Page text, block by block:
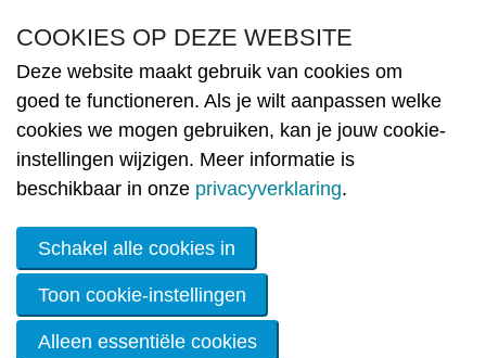
MENU
Wetgeving
Overzicht van de regelgeving energie
COOKIES OP DEZE WEBSITE
Deze website maakt gebruik van cookies om
goed te functioneren. Als je wilt aanpassen welke
cookies we mogen gebruiken, kan je jouw cookie-
instellingen wijzigen. Meer informatie is
beschikbaar in onze privacyverklaring.
Schakel alle cookies in
Toon cookie-instellingen
Alleen essentiële cookies